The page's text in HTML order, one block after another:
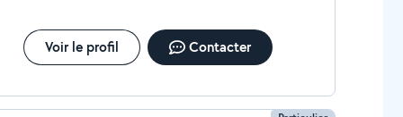
Voir le profil Contacter